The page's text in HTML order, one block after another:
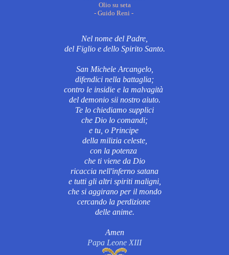
Olio su seta
- Guido Reni -
Nel nome del Padre,
del Figlio e dello Spirito Santo.
San Michele Arcangelo,
difendici nella battaglia;
contro le insidie e la malvagità
del demonio sii nostro aiuto.
Te lo chiediamo supplici
che Dio lo comandi;
e tu, o Principe
della milizia celeste,
con la potenza
che ti viene da Dio
ricaccia nell'inferno satana
e tutti gli altri spiriti maligni,
che si aggirano per il mondo
cercando la perdizione
delle anime.
Amen
Papa Leone XIII